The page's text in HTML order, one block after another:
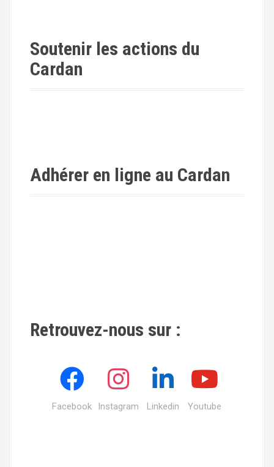
Soutenir les actions du
Cardan
Adhérer en ligne au Cardan
Retrouvez-nous sur :
Facebook Instagram Linkedin Youtube